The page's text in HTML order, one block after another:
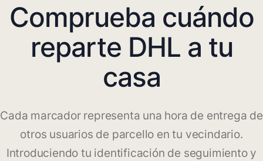
Comprueba cuándo
reparte DHL a tu
casa
Cada marcador representa una hora de entrega de
otros usuarios de parcello en tu vecindario.
Introduciendo tu identificación de seguimiento y